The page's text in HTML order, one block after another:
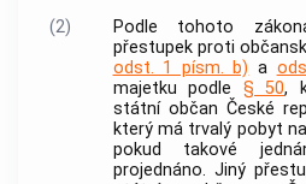
(2)
Podle tohoto
přestupekproti
odst. 1 písm. b) a
majetku podle § 50,
státní občan České
který má trvalý pobyt
pokud takové
projednáno. Jiný